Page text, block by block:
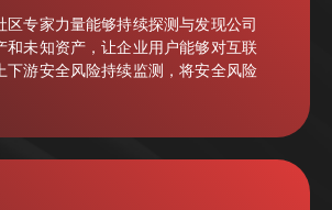
区专家力量能够持续探测与发现公司
和未知资产，让企业用户能够对互联
下游安全风险持续监测，将安全⻛险